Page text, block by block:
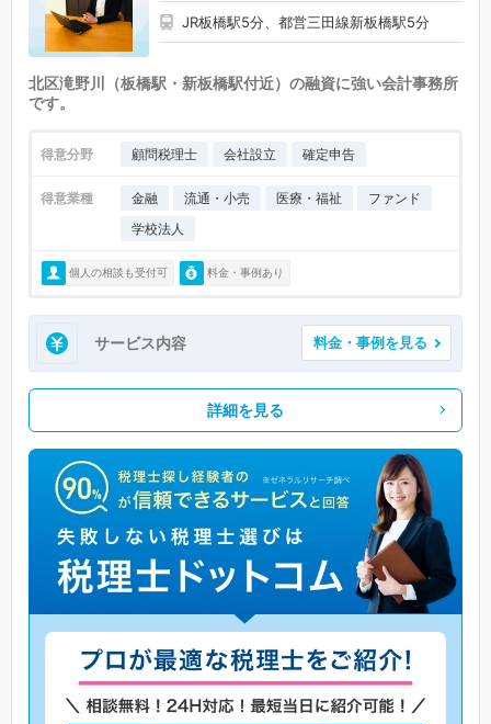
JR板橋駅5分、都営三田線新板橋駅5分
北区滝野川（板橋駅・新板橋駅付近）の融資に強い会計事務所
です。
得意分野 顧問税理士 会社設立 確定申告
得意業種 金融 流通・小売 医療・福祉
ファンド
学校法人
個人の相談も受付可 料金・事例あり
サービス内容 料金・事例を見る
詳細を見る